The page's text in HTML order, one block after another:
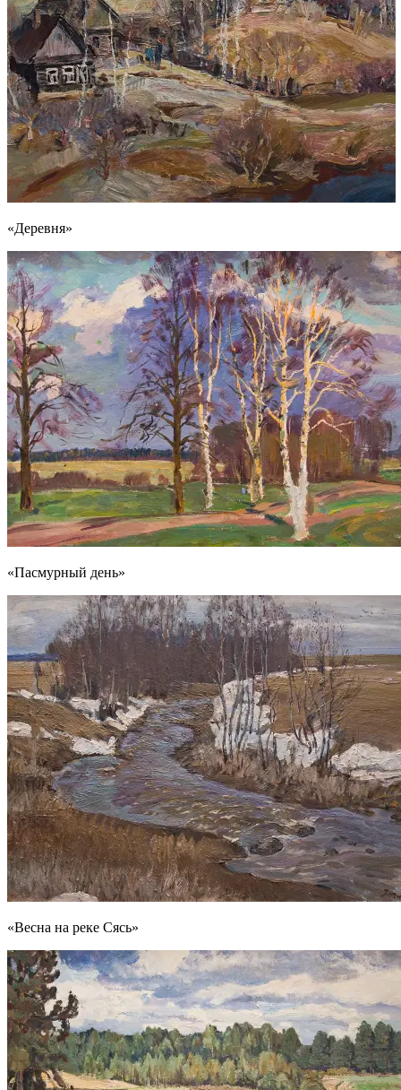
«Деревня»
«Пасмурный день»
«Весна на реке Сясь»